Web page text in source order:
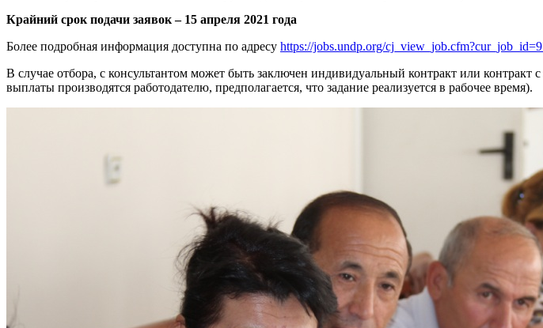
Крайний срок подачи заявок – 15 апреля 2021 года
Более подробная информация доступна по адресу https://jobs.undp.org/
В случае отбора, с консультантом может быть заключен индивидуальный контракт или контракт
выплаты производятся работодателю, предполагается, что задание реализуется в рабочее время).